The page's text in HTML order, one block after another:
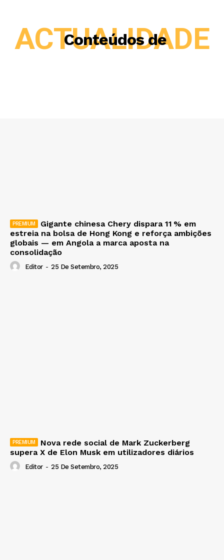
Conteúdos de
ACTUALIDADE
Gigante chinesa Chery dispara 11 % em
estreia na bolsa de Hong Kong e reforça ambições
globais — em Angola a marca aposta na
consolidação
Editor - 25 De Setembro, 2025
Nova rede social de Mark Zuckerberg
supera X de Elon Musk em utilizadores diários
Editor - 25 De Setembro, 2025